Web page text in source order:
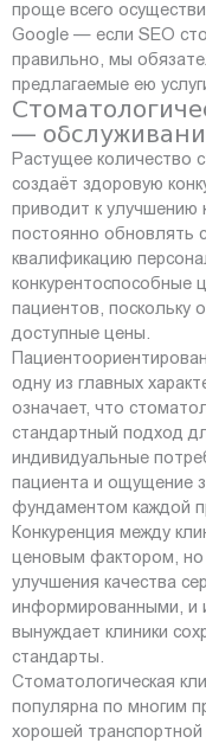
проще всего
Google — если SEO
правильно, мы
предлагаемые ею
—
Растущее количество
создаёт здоровую
приводит к улучшению
постоянно обновлять
квалификацию
конкурентоспособные
пациентов, поскольку
доступные цены.
одну из главных
означает, что
стандартный подход
индивидуальные
пациента и ощущение
фундаментом каждой
Конкуренция между
ценовым фактором, но
улучшения качества
информированными, и
вынуждает клиники
стандарты.
Стоматологическая
популярна по многим
хорошей